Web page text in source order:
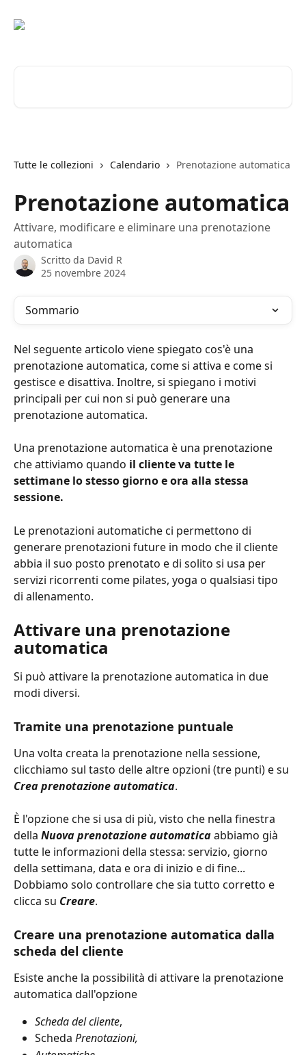
Tutte le collezioni Calendario Prenotazione automatica
Prenotazione automatica
Attivare, modificare e eliminare una prenotazione
automatica
Scritto da David R
25 novembre 2024
Sommario
Nel seguente articolo viene spiegato cos'è una
prenotazione automatica, come si attiva e come si
gestisce e disattiva. Inoltre, si spiegano i motivi
principali per cui non si può generare una
prenotazione automatica.
Una prenotazione automatica è una prenotazione
che attiviamo quando il cliente va tutte le
settimane lo stesso giorno e ora alla stessa
sessione.
Le prenotazioni automatiche ci permettono di
generare prenotazioni future in modo che il cliente
abbia il suo posto prenotato e di solito si usa per
servizi ricorrenti come pilates, yoga o qualsiasi tipo
di allenamento.
Attivare una prenotazione
automatica
Si può attivare la prenotazione automatica in due
modi diversi.
Tramite una prenotazione puntuale
Una volta creata la prenotazione nella sessione,
clicchiamo sul tasto delle altre opzioni (tre punti) e su
Crea prenotazione automatica.
È l'opzione che si usa di più, visto che nella finestra
della Nuova prenotazione automatica abbiamo già
tutte le informazioni della stessa: servizio, giorno
della settimana, data e ora di inizio e di fine...
Dobbiamo solo controllare che sia tutto corretto e
clicca su Creare.
Creare una prenotazione automatica dalla
scheda del cliente
Esiste anche la possibilità di attivare la prenotazione
automatica dall'opzione
Scheda del cliente,
Scheda Prenotazioni,